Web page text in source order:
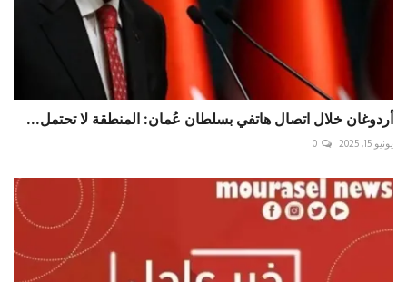
أردوغان خلال اتصال هاتفي بسلطان عُمان: المنطقة لا تحتمل...
يونيو 15, 2025 0